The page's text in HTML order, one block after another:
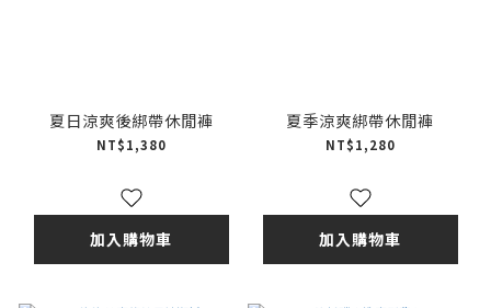
夏日涼爽後綁帶休閒褲
NT$1,380
加入購物車
夏季涼爽綁帶休閒褲
NT$1,280
加入購物車